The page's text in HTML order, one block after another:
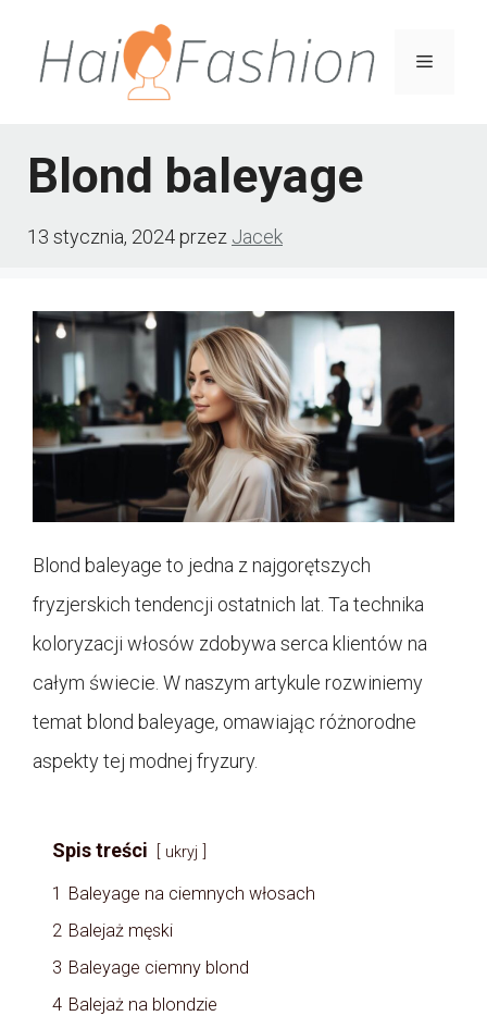
Menu
Blond baleyage
13 stycznia, 2024przez Jacek
Blond baleyage to jedna z najgorętszych
fryzjerskich tendencji ostatnich lat. Ta technika
koloryzacji włosów zdobywa serca klientów na
całym świecie. W naszym artykule rozwiniemy
temat blond baleyage, omawiając różnorodne
aspekty tej modnej fryzury.
Spis treści ukryj
1 Baleyage na ciemnych włosach
2 Balejaż męski
3 Baleyage ciemny blond
4 Balejaż na blondzie